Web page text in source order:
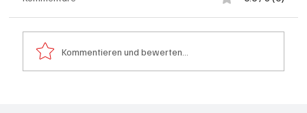
Kommentieren und bewerten...